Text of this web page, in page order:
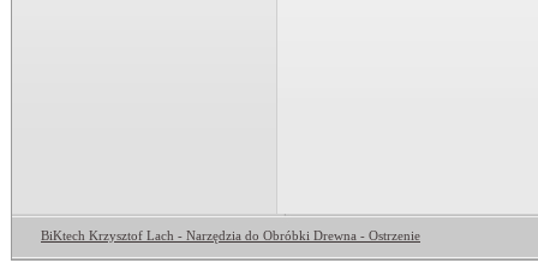
BiKtech Krzysztof Lach - Narzędzia do Obróbki Drewna - Ostrzenie